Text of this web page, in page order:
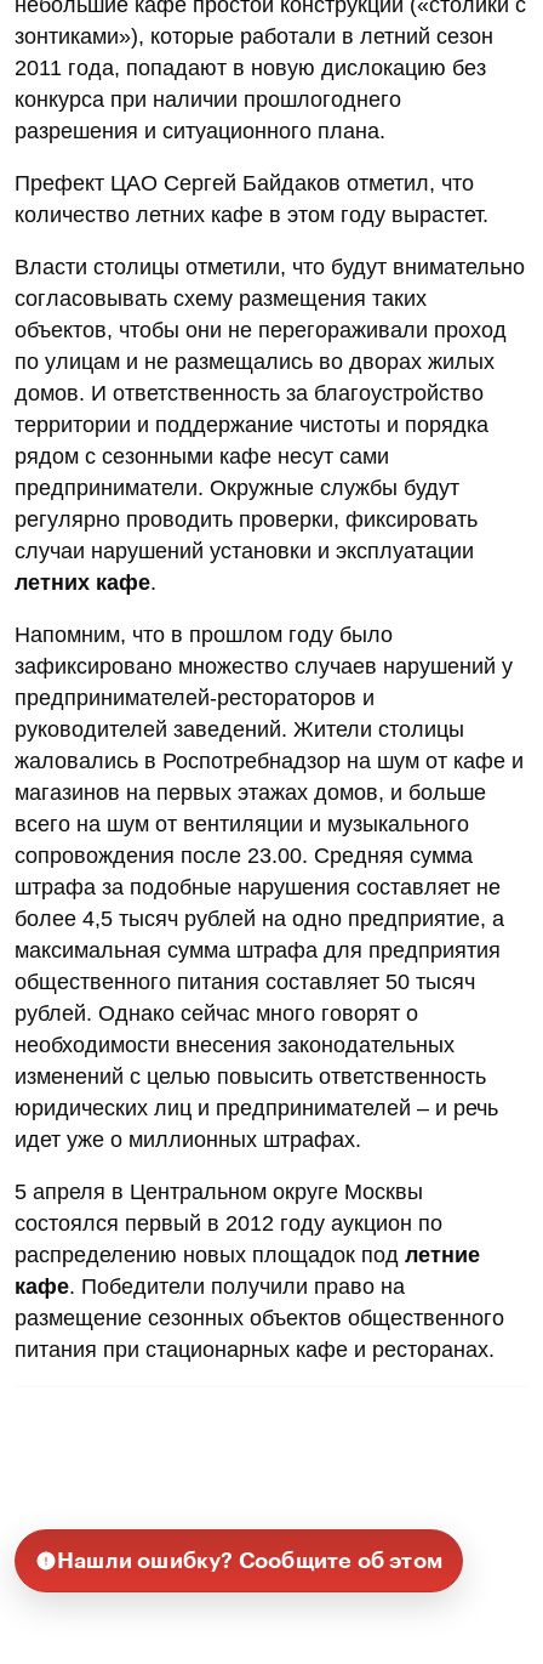
зонтиками»), которые работали в летний сезон
2011 года, попадают в новую дислокацию без
конкурса при наличии прошлогоднего
разрешения и ситуационного плана.
Префект ЦАО Сергей Байдаков отметил, что
количество летних кафе в этом году вырастет.
Власти столицы отметили, что будут внимательно
согласовывать схему размещения таких
объектов, чтобы они не перегораживали проход
по улицам и не размещались во дворах жилых
домов. И ответственность за благоустройство
территории и поддержание чистоты и порядка
рядом с сезонными кафе несут сами
предприниматели. Окружные службы будут
регулярно проводить проверки, фиксировать
случаи нарушений установки и эксплуатации
летних кафе.
Напомним, что в прошлом году было
зафиксировано множество случаев нарушений у
предпринимателей-рестораторов и
руководителей заведений. Жители столицы
жаловались в Роспотребнадзор на шум от кафе и
магазинов на первых этажах домов, и больше
всего на шум от вентиляции и музыкального
сопровождения после 23.00. Средняя сумма
штрафа за подобные нарушения составляет не
более 4,5 тысяч рублей на одно предприятие, а
максимальная сумма штрафа для предприятия
общественного питания составляет 50 тысяч
рублей. Однако сейчас много говорят о
необходимости внесения законодательных
изменений с целью повысить ответственность
юридических лиц и предпринимателей – и речь
идет уже о миллионных штрафах.
5 апреля в Центральном округе Москвы
состоялся первый в 2012 году аукцион по
распределению новых площадок под летние
кафе. Победители получили право на
размещение сезонных объектов общественного
питания при стационарных кафе и ресторанах.
Нашли ошибку? Сообщите об этом